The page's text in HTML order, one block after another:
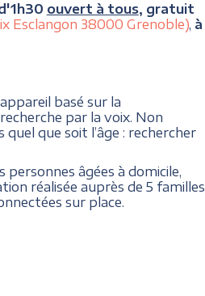
ouvert à tous, gratuit
Esclangon 38000 Grenoble), à
basé sur la
par la voix. Non
que soit l’âge : rechercher
âgées à domicile,
réalisée auprès de 5 familles
sur place.